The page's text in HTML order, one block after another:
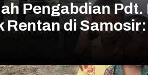
Pengabdian
Rentan di